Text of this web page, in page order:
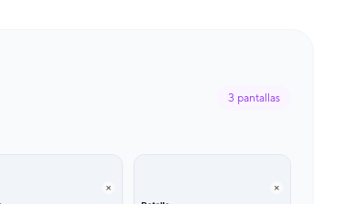
3 pantallas